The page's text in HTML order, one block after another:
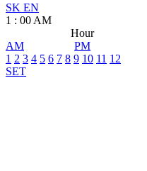
SK EN
1 : 00 AM
Hour
AM
PM
1 2 3 4 5 6 7 8 9 10 11 12
SET